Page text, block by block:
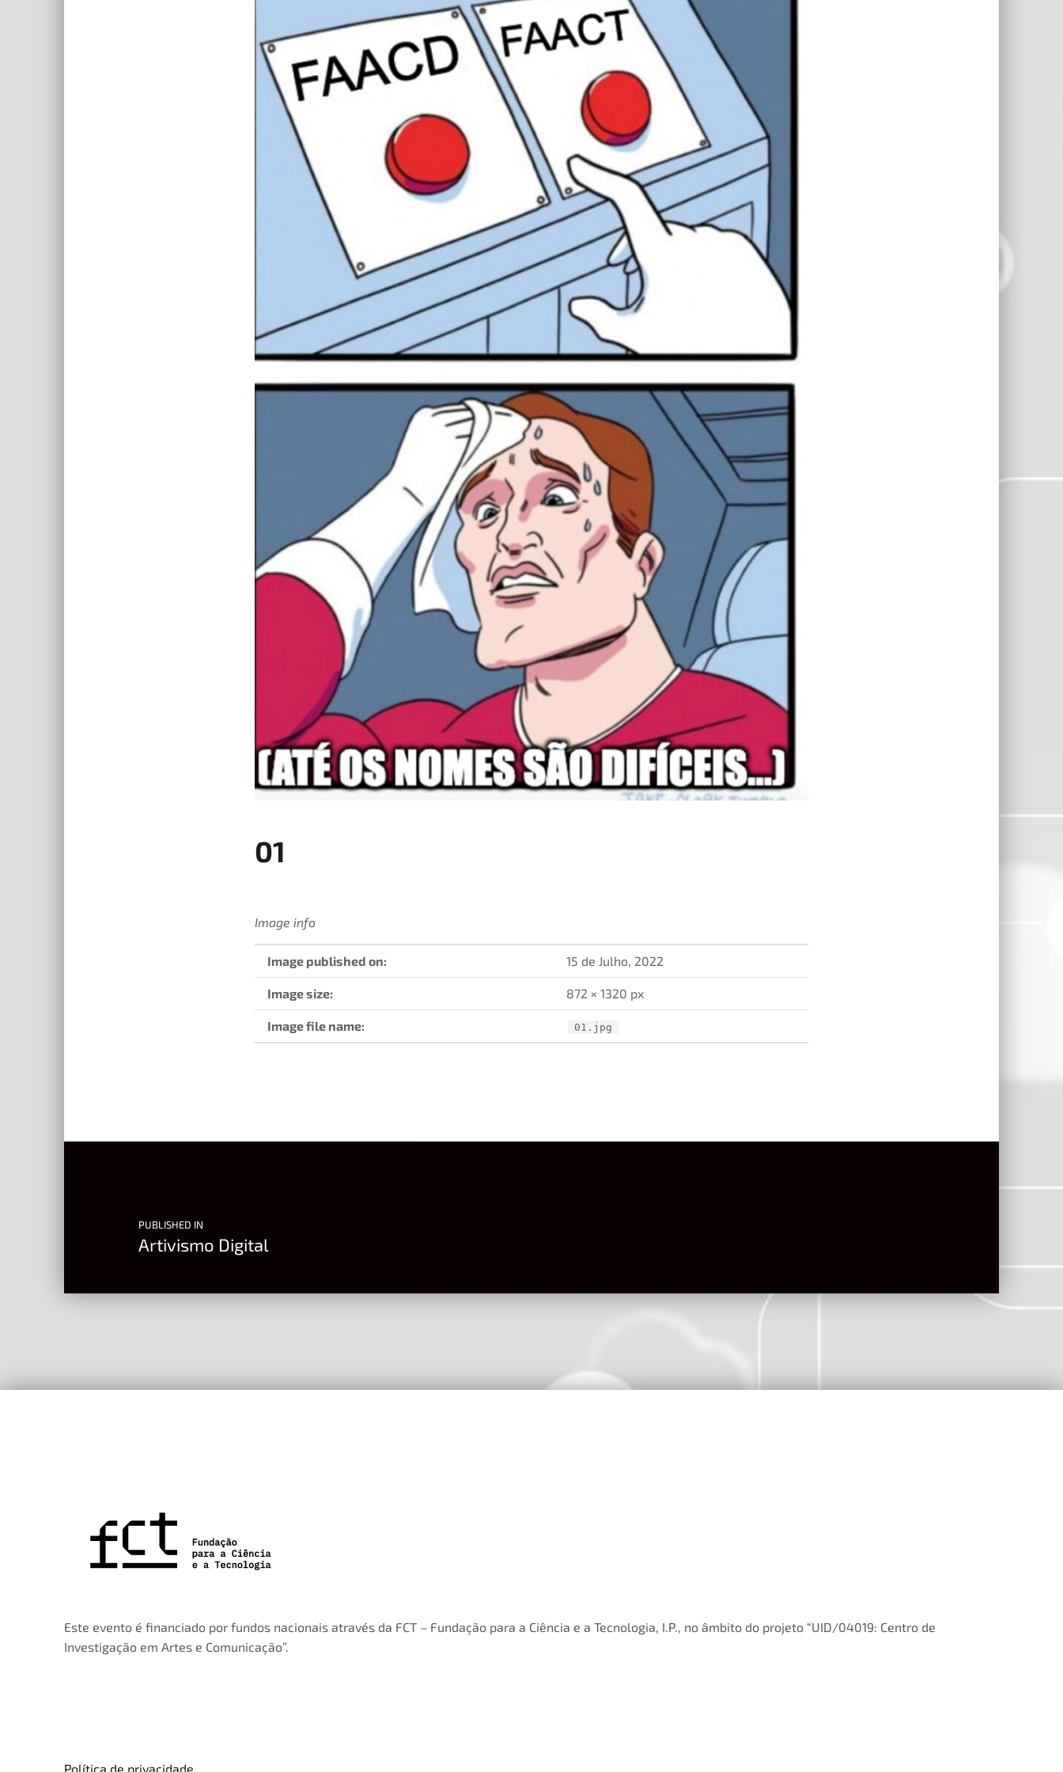
01
Image info
Image published on: 15 de Julho, 2022
Image size: 872 × 1320 px
Image file name: 01.jpg
Post navigation
PUBLISHED IN
Artivismo Digital
Este evento é financiado por fundos nacionais através da FCT – Fundação para a Ciência e a Tecnologia, I.P., no âmbito do projeto “UID/04019: Centro de
Investigação em Artes e Comunicação”.
Política de privacidade